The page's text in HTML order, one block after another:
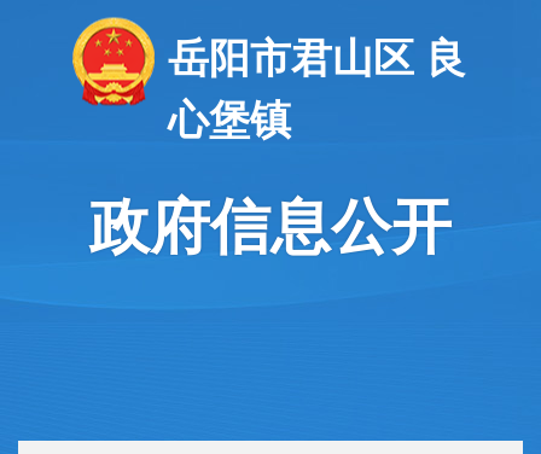
岳阳市君山区 良
心堡镇
政府信息公开